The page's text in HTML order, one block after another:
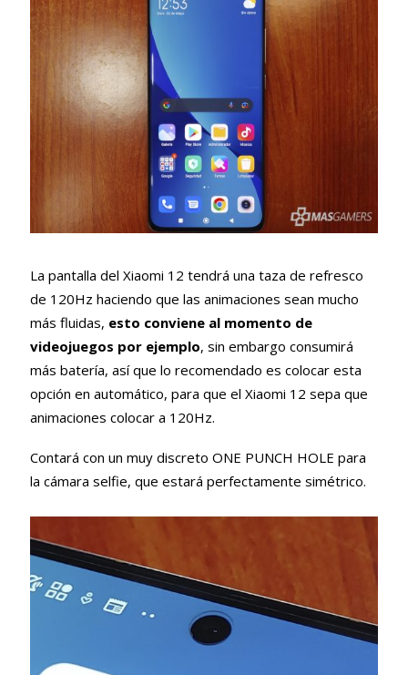
La pantalla del Xiaomi 12 tendrá una taza de refresco
de 120Hz haciendo que las animaciones sean mucho
más fluidas, esto conviene al momento de
videojuegos por ejemplo, sin embargo consumirá
más batería, así que lo recomendado es colocar esta
opción en automático, para que el Xiaomi 12 sepa que
animaciones colocar a 120Hz.
Contará con un muy discreto ONE PUNCH HOLE para
la cámara selfie, que estará perfectamente simétrico.